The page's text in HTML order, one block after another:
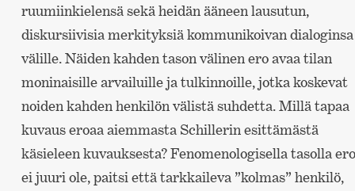
ruumiinkielensä sekä heidän ääneen lausutun,
diskursiivisia merkityksiä kommunikoivan dialoginsa
välille. Näiden kahden tason välinen ero avaa tilan
moninaisille arvailuille ja tulkinnoille, jotka koskevat
noiden kahden henkilön välistä suhdetta. Millä tapaa
kuvaus eroaa aiemmasta Schillerin esittämästä
käsieleen kuvauksesta? Fenomenologisella tasolla
ei juuri ole, paitsi että tarkkaileva ”kolmas” henkilö,